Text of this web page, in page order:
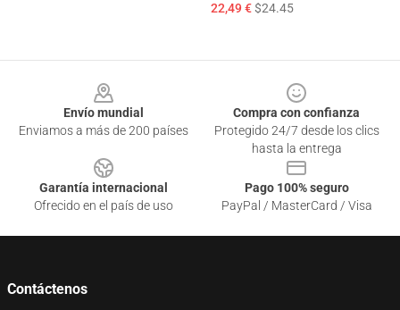
22,49 €$24.45
Envío mundial
Enviamos a más de 200 países
Compra con confianza
Protegido 24/7 desde los clics
hasta la entrega
Garantía internacional
Ofrecido en el país de uso
Pago 100% seguro
PayPal / MasterCard / Visa
Contáctenos